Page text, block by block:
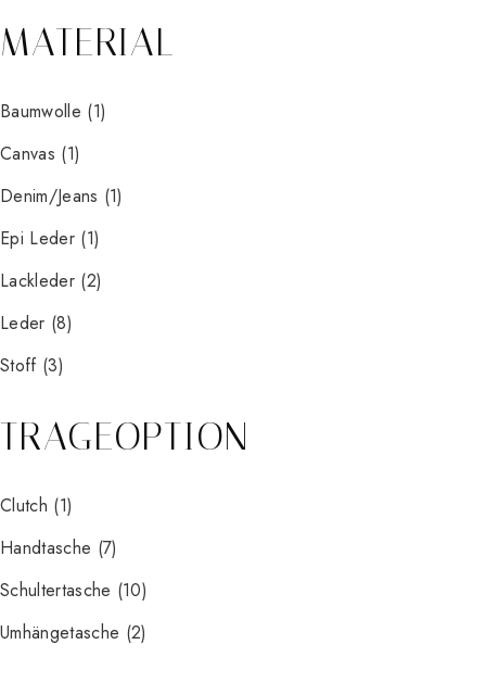
MATERIAL
Baumwolle (1)
Canvas (1)
Denim/Jeans (1)
Epi Leder (1)
Lackleder (2)
Leder (8)
Stoff (3)
TRAGEOPTION
Clutch (1)
Handtasche (7)
Schultertasche (10)
Umhängetasche (2)